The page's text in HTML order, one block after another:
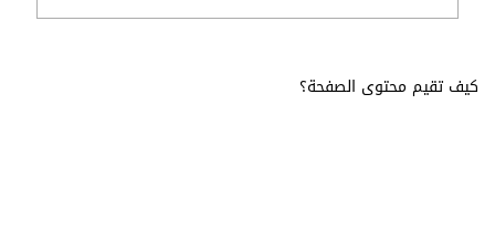
كيف تقيم محتوى الصفحة؟